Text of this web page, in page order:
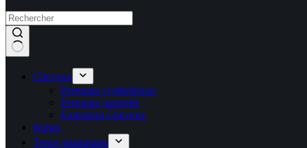
Cheveux
Perruque synthétiques
Perruque naturelle
Extension Cheveux
Robes
Tenue islamiques